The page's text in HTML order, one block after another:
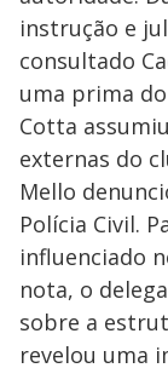
instrução e
consultado
uma prima
Cotta
externas do
Mello
Polícia Civil.
influenciado
nota, o
sobre a
revelou uma